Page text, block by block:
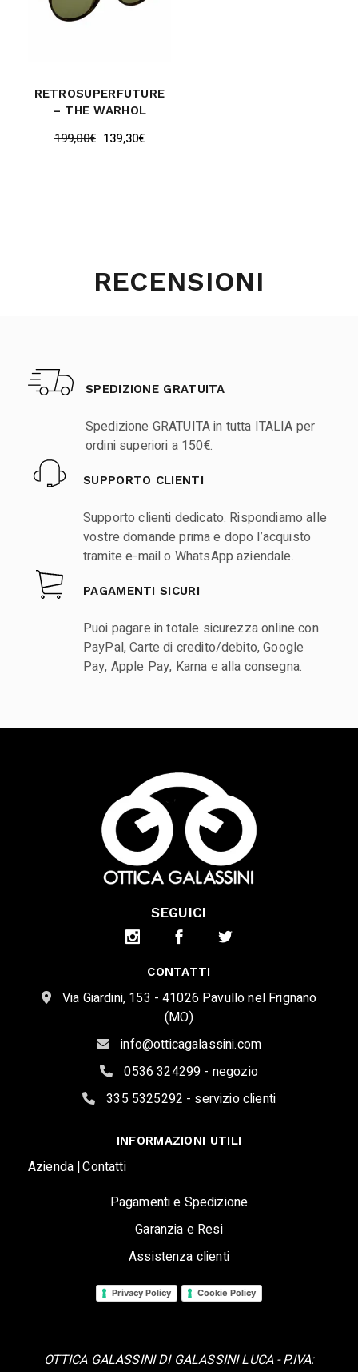
RETROSUPERFUTURE
– THE WARHOL
199,00€ 139,30€
RECENSIONI
SPEDIZIONE GRATUITA
Spedizione GRATUITA in tutta ITALIA per
ordini superiori a 150€.
SUPPORTO CLIENTI
Supporto clienti dedicato. Rispondiamo alle
vostre domande prima e dopo l’acquisto
tramite e-mail o WhatsApp aziendale.
PAGAMENTI SICURI
Puoi pagare in totale sicurezza online con
PayPal, Carte di credito/debito, Google
Pay, Apple Pay, Karna e alla consegna.
SEGUICI
CONTATTI
Via Giardini, 153 - 41026 Pavullo nel Frignano
(MO)
info@otticagalassini.com
0536 324299 - negozio
335 5325292 - servizio clienti
INFORMAZIONI UTILI
Azienda |Contatti
Pagamenti e Spedizione
Garanzia e Resi
Assistenza clienti
Privacy Policy Cookie Policy
OTTICA GALASSINI DI GALASSINI LUCA - P.IVA: